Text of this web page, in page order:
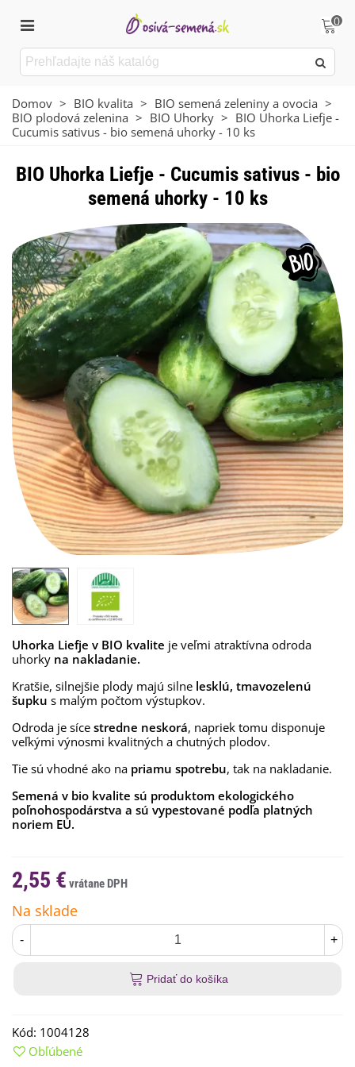
0
Domov > BIO kvalita > BIO semená zeleniny a ovocia >
BIO plodová zelenina > BIO Uhorky > BIO Uhorka Liefje -
Cucumis sativus - bio semená uhorky - 10 ks
BIO Uhorka Liefje - Cucumis sativus - bio
semená uhorky - 10 ks
Uhorka Liefje v BIO kvalite je veľmi atraktívna odroda
uhorky na nakladanie.
Kratšie, silnejšie plody majú silne lesklú, tmavozelenú
šupku s malým počtom výstupkov.
Odroda je síce stredne neskorá, napriek tomu disponuje
veľkými výnosmi kvalitných a chutných plodov.
Tie sú vhodné ako na priamu spotrebu, tak na nakladanie.
Semená v bio kvalite sú produktom ekologického
poľnohospodárstva a sú vypestované podľa platných
noriem EÚ.
2,55 €
Na sklade
- +
Pridať do košíka
Kód: 1004128
Obľúbené